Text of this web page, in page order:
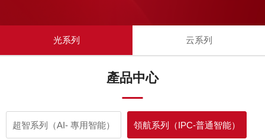
光系列 云系列
產品中心
超智系列（AI- 專用智能） 領航系列（IPC-普通智能）